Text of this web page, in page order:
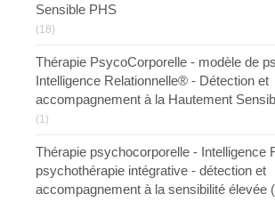
Sensible PHS
(18)
Thérapie PsycoCorporelle - modèle de
Intelligence Relationnelle® - Détection et
accompagnement à la Hautement
(1)
Thérapie psychocorporelle - Intelligence
psychothérapie intégrative - détection et
accompagnement à la sensibilité élevée